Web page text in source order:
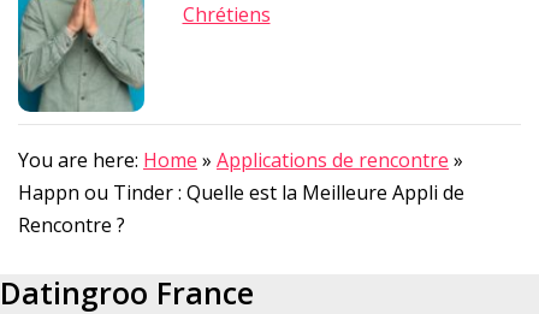
Chrétiens
You are here: Home » Applications de rencontre »
Happn ou Tinder : Quelle est la Meilleure Appli de
Rencontre ?
Datingroo France